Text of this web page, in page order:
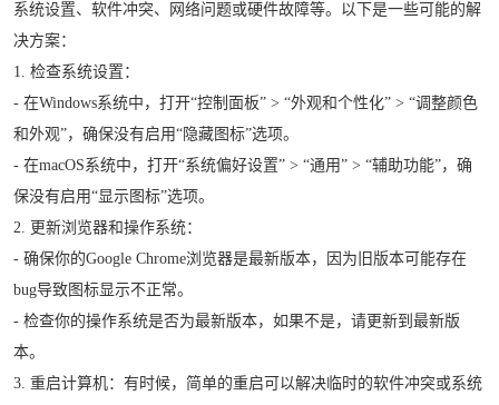
系统设置、软件冲突、网络问题或硬件故障等。以下是一些可能的解
决方案：
1. 检查系统设置：
- 在Windows系统中，打开“控制面板” > “外观和个性化” > “调整颜色
和外观”，确保没有启用“隐藏图标”选项。
- 在macOS系统中，打开“系统偏好设置” > “通用” > “辅助功能”，确
保没有启用“显示图标”选项。
2. 更新浏览器和操作系统：
- 确保你的Google Chrome浏览器是最新版本，因为旧版本可能存在
bug导致图标显示不正常。
- 检查你的操作系统是否为最新版本，如果不是，请更新到最新版
本。
3. 重启计算机：有时候，简单的重启可以解决临时的软件冲突或系统